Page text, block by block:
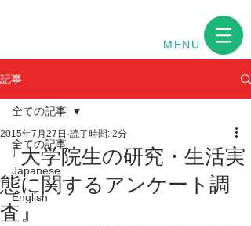
MENU
記事
全ての記事
Japanese
English
全ての記事
『大学院生の研究・生活実
態に関するアンケート調
査』
2015年7月27日 読了時間: 2分